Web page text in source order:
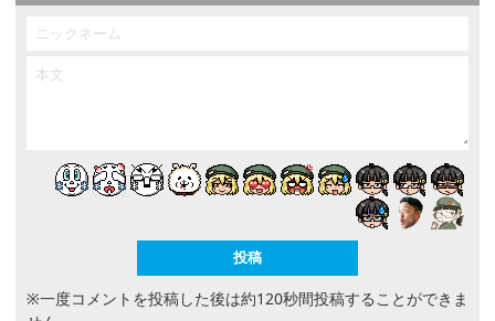
※一度コメントを投稿した後は約120秒間投稿することができま